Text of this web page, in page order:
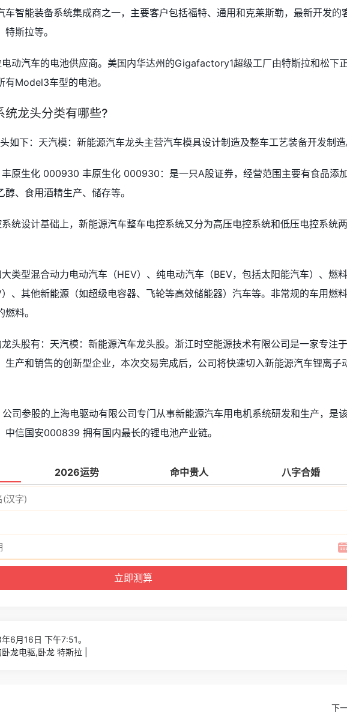
车智能装备系统集成商之一，主要客户包括福特、通用和克莱斯勒，最新开发的
斯拉等。
动汽车的电池供应商。美国内华达州的Gigafactory1超级工厂由特斯拉和松下
Model3车型的电池。
统龙头分类有哪些?
如下：天汽模：新能源汽车龙头主营汽车模具设计制造及整车工艺装备开发制
原生化 000930 丰原生化 000930：是一只A股证券，经营范围主要有食品添
、食用酒精生产、储存等。
统设计基础上，新能源汽车整车电控系统又分为高压电控系统和低压电控系统两
类型混合动力电动汽车（HEV）、纯电动汽车（BEV，包括太阳能汽车）、燃料
、其他新能源（如超级电容器、飞轮等高效储能器）汽车等。非常规的车用燃料
料。
头股有：天汽模：新能源汽车龙头股。浙江时空能源技术有限公司是一家专注于
生产和销售的创新型企业，本次交易完成后，公司将快速切入新能源汽车锂离子
司参股的上海电驱动有限公司专门从事新能源汽车用电机系统研发和生产，是
中信国安000839 拥有国内最长的锂电池产业链。
2026运势 命中贵人 八字合婚
6月16日 下午7:51。
龙电驱,卧龙 特斯拉 |
下